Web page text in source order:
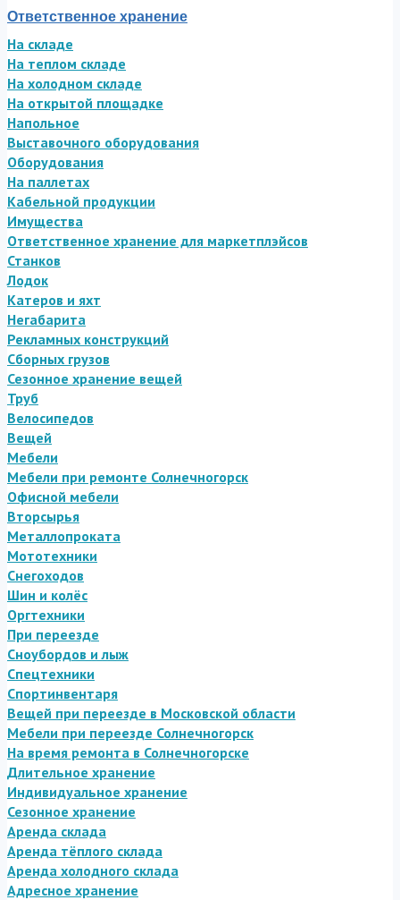
Ответственное хранение
На складе
На теплом складе
На холодном складе
На открытой площадке
Напольное
Выставочного оборудования
Оборудования
На паллетах
Кабельной продукции
Имущества
Ответственное хранение для маркетплэйсов
Станков
Лодок
Катеров и яхт
Негабарита
Рекламных конструкций
Сборных грузов
Сезонное хранение вещей
Труб
Велосипедов
Вещей
Мебели
Мебели при ремонте Солнечногорск
Офисной мебели
Вторсырья
Металлопроката
Мототехники
Снегоходов
Шин и колёс
Оргтехники
При переезде
Сноубордов и лыж
Спецтехники
Спортинвентаря
Вещей при переезде в Московской области
Мебели при переезде Солнечногорск
На время ремонта в Солнечногорске
Длительное хранение
Индивидуальное хранение
Сезонное хранение
Аренда склада
Аренда тёплого склада
Аренда холодного склада
Адресное хранение